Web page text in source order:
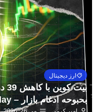
ارز دیجیتال
بحبوحه ادغام بازار – U.Today